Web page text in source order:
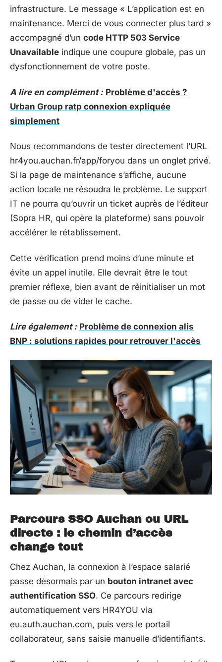
infrastructure. Le message « L’application est en
maintenance. Merci de vous connecter plus tard »
accompagné d’un code HTTP 503 Service
Unavailable indique une coupure globale, pas un
dysfonctionnement de votre poste.
A lire en complément : Problème d'accès ?
Urban Group ratp connexion expliquée
simplement
Nous recommandons de tester directement l’URL
hr4you.auchan.fr/app/foryou dans un onglet privé.
Si la page de maintenance s’affiche, aucune
action locale ne résoudra le problème. Le support
IT ne pourra qu’ouvrir un ticket auprès de l’éditeur
(Sopra HR, qui opère la plateforme) sans pouvoir
accélérer le rétablissement.
Cette vérification prend moins d’une minute et
évite un appel inutile. Elle devrait être le tout
premier réflexe, bien avant de réinitialiser un mot
de passe ou de vider le cache.
Lire également : Problème de connexion alis
BNP : solutions rapides pour retrouver l'accès
Parcours SSO Auchan ou URL
directe : le chemin d’accès
change tout
Chez Auchan, la connexion à l’espace salarié
passe désormais par un bouton intranet avec
authentification SSO. Ce parcours redirige
automatiquement vers HR4YOU via
eu.auth.auchan.com, puis vers le portail
collaborateur, sans saisie manuelle d’identifiants.